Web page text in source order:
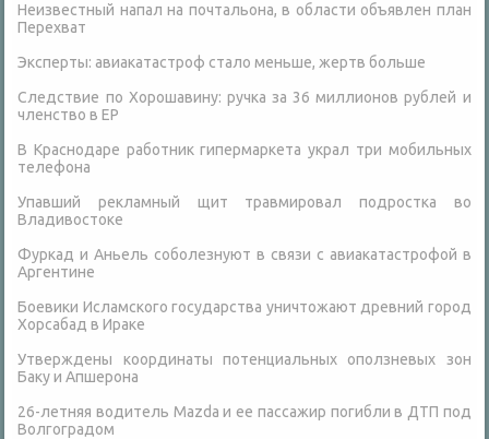
Неизвестный напал на почтальона, в области объявлен план
Перехват
Эксперты: авиакатастроф стало меньше, жертв больше
Следствие по Хорошавину: ручка за 36 миллионов рублей и
членство в ЕР
В Краснодаре работник гипермаркета украл три мобильных
телефона
Упавший рекламный щит травмировал подростка во
Владивостоке
Фуркад и Аньель соболезнуют в связи с авиакатастрофой в
Аргентине
Боевики Исламского государства уничтожают древний город
Хорсабад в Ираке
Утверждены координаты потенциальных оползневых зон
Баку и Апшерона
26-летняя водитель Mazda и ее пассажир погибли в ДТП под
Волгоградом